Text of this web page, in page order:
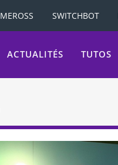
MEROSS SWITCHBOT
ACTUALITÉS TUTOS